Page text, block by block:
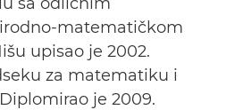
matematičkom
upisao je 2002.
za matematiku i
je 2009.